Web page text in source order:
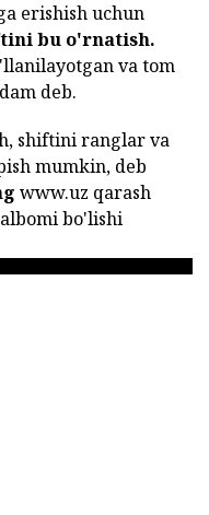
erishish uchun
bu o'rnatish.
va tom
deb.
shiftini ranglar va
mumkin, deb
www.uz qarash
bo'lishi